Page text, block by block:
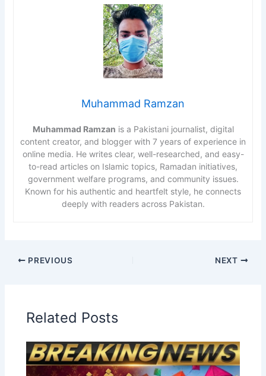
Muhammad Ramzan
Muhammad Ramzan is a Pakistani journalist, digital
content creator, and blogger with 7 years of experience in
online media. He writes clear, well-researched, and easy-
to-read articles on Islamic topics, Ramadan initiatives,
government welfare programs, and community issues.
Known for his authentic and heartfelt style, he connects
deeply with readers across Pakistan.
PREVIOUS NEXT
Related Posts